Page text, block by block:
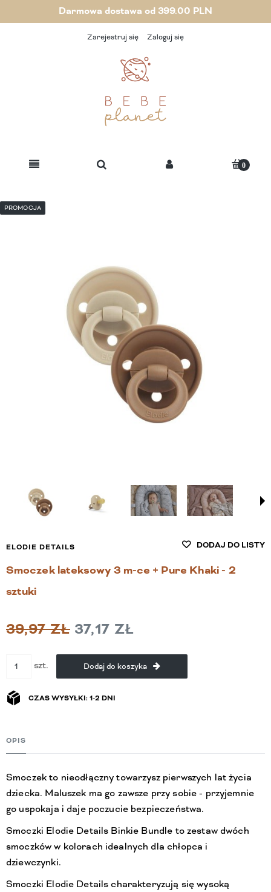
Darmowa dostawa od 399.00 PLN
Zarejestruj się Zaloguj się
PROMOCJA
DODAJ DO LISTY
ELODIE DETAILS
Smoczek lateksowy 3 m-ce + Pure Khaki - 2
sztuki
39,97 ZŁ 37,17 ZŁ
szt. Dodaj do koszyka
CZAS WYSYŁKI: 1-2 DNI
OPIS
Smoczek to nieodłączny towarzysz pierwszych lat życia
dziecka. Maluszek ma go zawsze przy sobie - przyjemnie
go uspokaja i daje poczucie bezpieczeństwa.
Smoczki Elodie Details Binkie Bundle to zestaw dwóch
smoczków w kolorach idealnych dla chłopca i
dziewczynki.
Smoczki Elodie Details charakteryzują się wysoką